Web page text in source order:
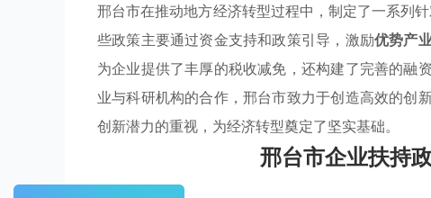
邢台市在推动地方经济转型过程中，制定了一系列
些政策主要通过资金支持和政策引导，激励优势产
为企业提供了丰厚的税收减免，还构建了完善的融
业与科研机构的合作，邢台市致力于创造高效的创
创新潜力的重视，为经济转型奠定了坚实基础。
邢台市企业扶持